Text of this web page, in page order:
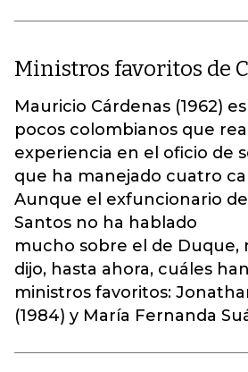
Ministros favoritos de
Mauricio Cárdenas (1962)
pocos colombianos que
experiencia en el oficio de
que ha manejado cuatro
Aunque el exfuncionario
Santos no ha hablado
mucho sobre el de
dijo, hasta ahora, cuáles
ministros favoritos:
(1984) y María Fernanda